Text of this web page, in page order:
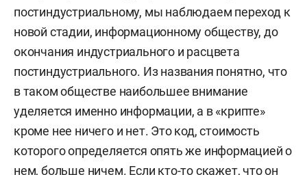
постиндустриальному, мы наблюдаем переход к
новой стадии, информационному обществу, до
окончания индустриального и расцвета
постиндустриального. Из названия понятно, что
в таком обществе наибольшее внимание
уделяется именно информации, а в «крипте»
кроме нее ничего и нет. Это код, стоимость
которого определяется опять же информацией о
нем, больше ничем. Если кто-то скажет, что он